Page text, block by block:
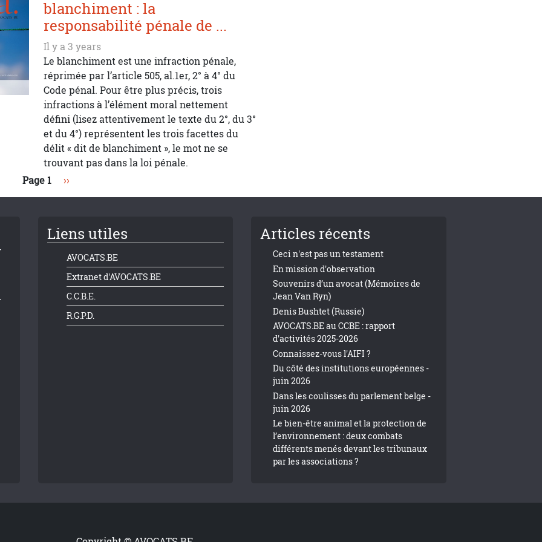
blanchiment : la
responsabilité pénale de ...
Il y a 3 years
Le blanchiment est une infraction pénale,
réprimée par l’article 505, al.1er, 2° à 4° du
Code pénal. Pour être plus précis, trois
infractions à l’élément moral nettement
défini (lisez attentivement le texte du 2°, du 3°
et du 4°) représentent les trois facettes du
délit « dit de blanchiment », le mot ne se
trouvant pas dans la loi pénale.
Page 1 Page suivante
››
Liens utiles
AVOCATS.BE
Extranet d'AVOCATS.BE
C.C.B.E.
R.G.P.D.
Articles récents
Ceci n'est pas un testament
En mission d'observation
Souvenirs d’un avocat (Mémoires de
Jean Van Ryn)
Denis Bushtet (Russie)
AVOCATS.BE au CCBE : rapport
d'activités 2025-2026
Connaissez-vous l'AIFI ?
Du côté des institutions européennes -
juin 2026
Dans les coulisses du parlement belge -
juin 2026
Le bien-être animal et la protection de
l’environnement : deux combats
différents menés devant les tribunaux
par les associations ?